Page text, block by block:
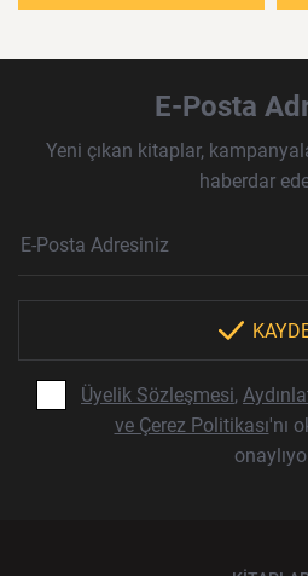
E-Posta
Yeni çıkan kitaplar,
haberdar
Haber Bülteni Aboneliği
Üyelik Sözleşmesi,
ve Çerez Politikası'nı